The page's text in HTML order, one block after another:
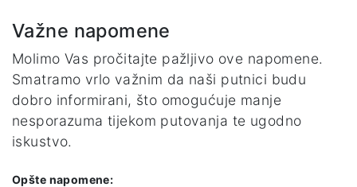
Važne napomene
Molimo Vas pročitajte pažljivo ove napomene.
Smatramo vrlo važnim da naši putnici budu
dobro informirani, što omogućuje manje
nesporazuma tijekom putovanja te ugodno
iskustvo.
Opšte napomene: